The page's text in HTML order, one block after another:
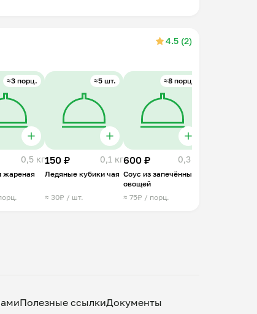
4.5 (2)
≈3 порц.
0,5 кг
жареная
≈5 шт.
150 ₽ 0,1 кг
Ледяные кубики чая
≈ 30₽ / шт.
≈8 порц.
600 ₽ 0,3 кг
Соус из запечённых
овощей
≈ 75₽ / порц.
Полезные ссылкиДокументы